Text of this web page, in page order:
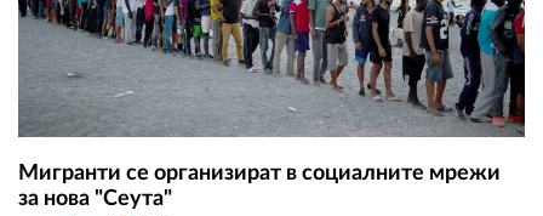
Мигранти се организират в социалните мрежи
за нова "Сеута"